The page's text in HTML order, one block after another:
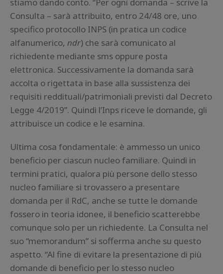
Consulta – sarà attribuito, entro 24/48 ore, uno
specifico protocollo INPS (in pratica un codice
alfanumerico, ndr) che sarà comunicato al
richiedente mediante sms oppure posta
elettronica. Successivamente la domanda sarà
accolta o rigettata in base alla sussistenza dei
requisiti reddituali/patrimoniali previsti dal Decreto
Legge 4/2019”. Quindi l’Inps riceve le domande, gli
attribuisce un codice e le esamina.
Ultima cosa fondamentale: è ammesso un unico
beneficio per ciascun nucleo familiare. Quindi in
termini pratici, qualora più persone dello stesso
nucleo familiare si trovassero a presentare
domanda per il RdC, anche se tutte le domande
fossero in teoria idonee, il beneficio scatterebbe
comunque solo per un richiedente. La Consulta nel
suo “memorandum” si sofferma anche su questo
aspetto. “Al fine di evitare la presentazione di più
domande di beneficio per lo stesso nucleo